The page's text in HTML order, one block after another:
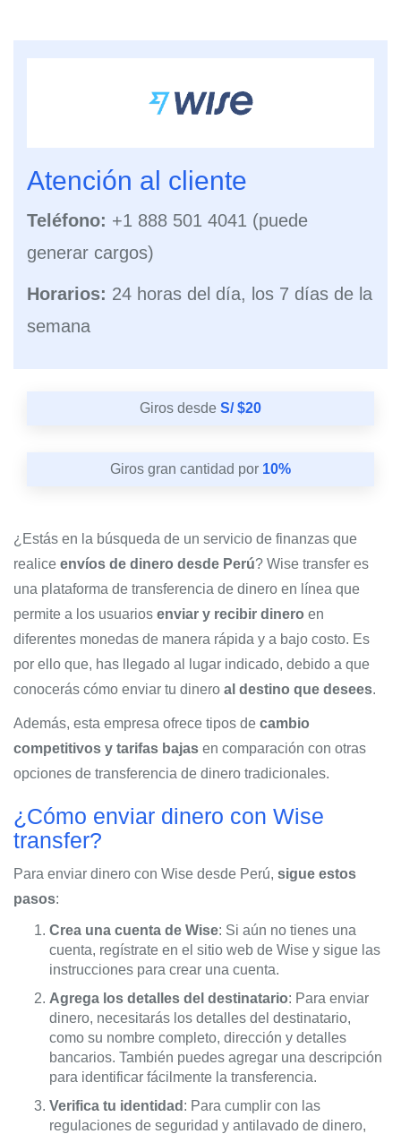
Atención al cliente
Teléfono: +1 888 501 4041 (puede
generar cargos)
Horarios: 24 horas del día, los 7 días de la
semana
Giros desde S/ $20
Giros gran cantidad por 10%
¿Estás en la búsqueda de un servicio de finanzas que
realice envíos de dinero desde Perú? Wise transfer es
una plataforma de transferencia de dinero en línea que
permite a los usuarios enviar y recibir dinero en
diferentes monedas de manera rápida y a bajo costo. Es
por ello que, has llegado al lugar indicado, debido a que
conocerás cómo enviar tu dinero al destino que desees.
Además, esta empresa ofrece tipos de cambio
competitivos y tarifas bajas en comparación con otras
opciones de transferencia de dinero tradicionales.
¿Cómo enviar dinero con Wise
transfer?
Para enviar dinero con Wise desde Perú, sigue estos
pasos:
Crea una cuenta de Wise: Si aún no tienes una
cuenta, regístrate en el sitio web de Wise y sigue las
instrucciones para crear una cuenta.
Agrega los detalles del destinatario: Para enviar
dinero, necesitarás los detalles del destinatario,
como su nombre completo, dirección y detalles
bancarios. También puedes agregar una descripción
para identificar fácilmente la transferencia.
Verifica tu identidad : Para cumplir con las
regulaciones de seguridad y antilavado de dinero,